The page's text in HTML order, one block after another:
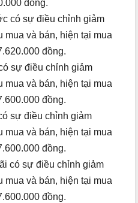
đồng.
có sự điều chỉnh giảm
mua và bán, hiện tại mua
đồng.
sự điều chỉnh giảm
mua và bán, hiện tại mua
đồng.
sự điều chỉnh giảm
mua và bán, hiện tại mua
đồng.
có sự điều chỉnh giảm
mua và bán, hiện tại mua
đồng.